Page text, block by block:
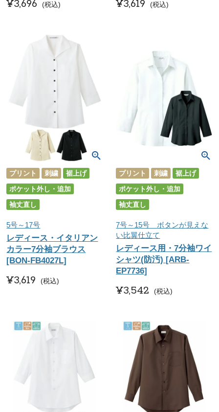
¥3,696 税込 ¥3,619 税込
プリント 刺繍
裾上げ
ポケット外し・追加
袖丈直し
5号～17号
レディース・イタリアン
カラー7分袖ブラウス
[BON-FB4027L]
¥3,619 税込
プリント 刺繍
裾上げ
ポケット外し・追加
袖丈直し
7号～15号 ボタンが見えな
い比翼仕立て
レディース用・7分袖ワイ
シャツ(防汚) [ARB-
EP7736]
¥3,542 税込